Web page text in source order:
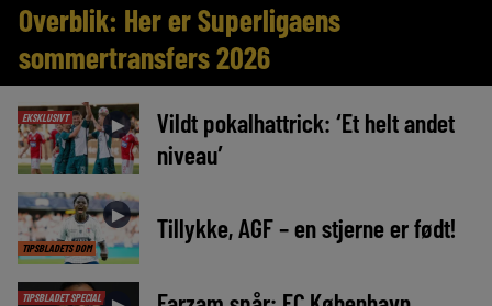
Overblik: Her er Superligaens
sommertransfers 2026
EKSKLUSIVT ►
Vildt pokalhattrick: ‘Et helt andet
niveau’
TIPSBLADETS DOM
► Tillykke, AGF – en stjerne er født!
TIPSBLADET SPECIAL